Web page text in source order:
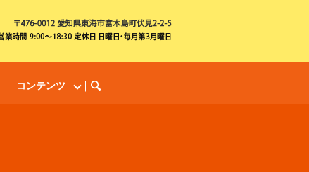
コンテンツ search